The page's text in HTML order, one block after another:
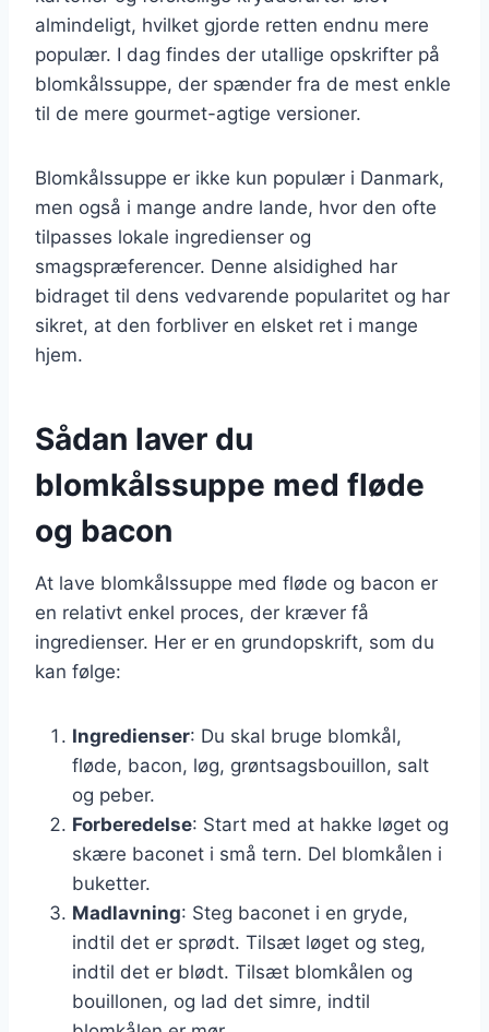
almindeligt, hvilket gjorde retten endnu mere
populær. I dag findes der utallige opskrifter på
blomkålssuppe, der spænder fra de mest enkle
til de mere gourmet-agtige versioner.
Blomkålssuppe er ikke kun populær i Danmark,
men også i mange andre lande, hvor den ofte
tilpasses lokale ingredienser og
smagspræferencer. Denne alsidighed har
bidraget til dens vedvarende popularitet og har
sikret, at den forbliver en elsket ret i mange
hjem.
Sådan laver du
blomkålssuppe med fløde
og bacon
At lave blomkålssuppe med fløde og bacon er
en relativt enkel proces, der kræver få
ingredienser. Her er en grundopskrift, som du
kan følge:
Ingredienser: Du skal bruge blomkål,
fløde, bacon, løg, grøntsagsbouillon, salt
og peber.
Forberedelse: Start med at hakke løget og
skære baconet i små tern. Del blomkålen i
buketter.
Madlavning: Steg baconet i en gryde,
indtil det er sprødt. Tilsæt løget og steg,
indtil det er blødt. Tilsæt blomkålen og
bouillonen, og lad det simre, indtil